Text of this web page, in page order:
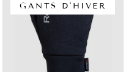
GANTS D'HIVER